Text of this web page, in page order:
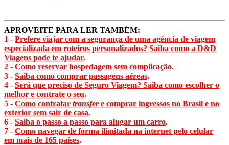
APROVEITE PARA LER TAMBÉM:
1 - Prefere viajar com a segurança de uma agência de viagem
especializada em roteiros personalizados? Saiba como a D&D
Viagens pode te ajudar.
2 - Como reservar hospedagem sem complicação.
3 - Saiba como comprar passagens aéreas.
4 - Será que preciso de Seguro Viagem? Saiba como escolher o
melhor e contrate o seu.
5 - Como contratar transfere comprar ingressos no Brasil e no
exterior sem sair de casa.
6 - Saiba o passo a passo para alugar um carro.
7 - Como navegar de forma ilimitada na internet pelo celular
em mais de 165 países.